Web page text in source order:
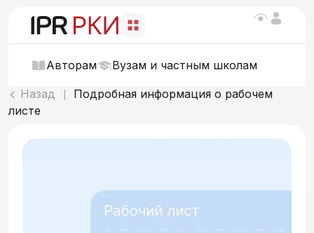
Авторам Вузам и частным школам
Назад
Подробная информация о рабочем
листе